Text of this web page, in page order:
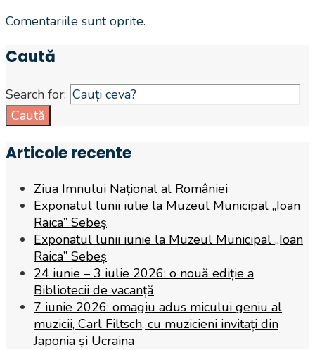
Comentariile sunt oprite.
Caută
Search for:
Caută
Articole recente
Ziua Imnului Național al României
Exponatul lunii iulie la Muzeul Municipal „Ioan
Raica” Sebeş
Exponatul lunii iunie la Muzeul Municipal „Ioan
Raica” Sebeș
24 iunie – 3 iulie 2026: o nouă ediție a
Bibliotecii de vacanță
7 iunie 2026: omagiu adus micului geniu al
muzicii, Carl Filtsch, cu muzicieni invitați din
Japonia și Ucraina